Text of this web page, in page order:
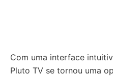
Com uma interface
Pluto TV se tornou uma